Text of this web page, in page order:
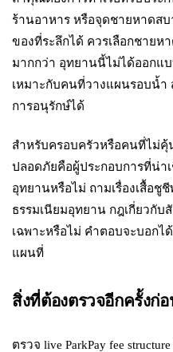
ร้านอาหาร หรือจุดชายหาดส
ของที่ระลึกได้ ควรเลือกชายหา
มากกว่า อุทยานนี้ไม่ได้ออกแ
เหมาะกับคนที่วางแผนรอบน้
การอนุรักษ์ได้
สำหรับครอบครัวหรือคนที่ไม่คุ้
ปลอดภัยคือผู้ประกอบการที่น่า
อุทยานหรือไม่ ถามเรื่องเสื้อชู
ธรรมเนียมอุทยาน กฎเกี่ยวกับ
เฉพาะหรือไม่ คำตอบจะบอก
แผนที่
สิ่งที่ต้องตรวจอีกครั้งก่
ตรวจ live ParkPay fee